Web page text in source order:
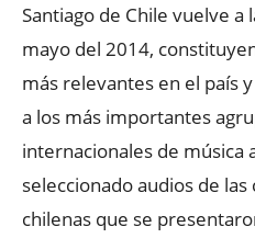
Santiago de Chile vuelve a
mayo del 2014,
más relevantes en el país
a los más importantes
internacionales de música
seleccionado audios de
chilenas que se